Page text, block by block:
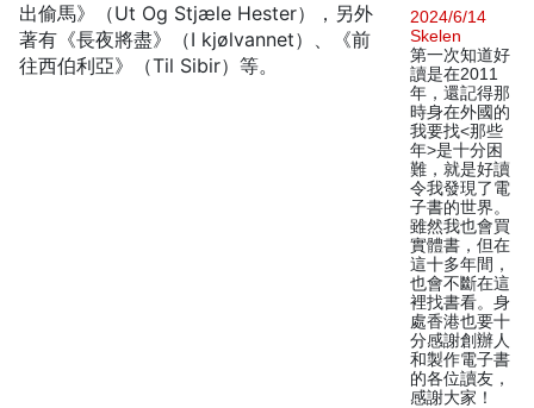
出偷馬》（Ut Og Stjæle Hester），另外
著有《長夜將盡》（I kjølvannet）、《前
往西伯利亞》（Til Sibir）等。
2024/6/14
Skelen
第一次知道好
讀是在2011
年，還記得那
時身在外國的
我要找<那些
年>是十分困
難，就是好讀
令我發現了電
子書的世界。
雖然我也會買
實體書，但在
這十多年間，
也會不斷在這
裡找書看。身
處香港也要十
分感謝創辦人
和製作電子書
的各位讀友，
感謝大家！